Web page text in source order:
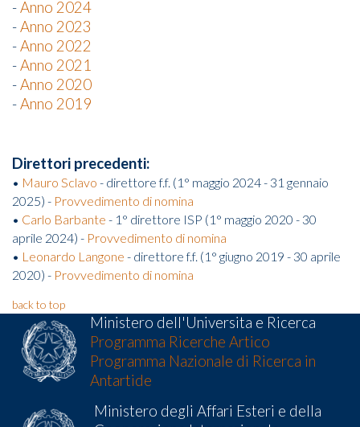
-Anno 2024
-Anno 2023
-Anno 2022
-Anno 2021
-Anno 2020
-Anno 2019
Direttori precedenti:
• Mauro Sclavo - direttore f.f. (1° maggio 2024 - 31 gennaio
2025) - Provvedimento di nomina
• Carlo Barbante - 1° direttore ISP (1° maggio 2020 - 30
aprile 2024) - Provvedimento di nomina
• Leonardo Langone - direttore f.f. (1° giugno 2019 - 30 aprile
2020) - Provvedimento di nomina
back to top
Ministero dell'Universita e Ricerca
Programma Ricerche Artico
Programma Nazionale di Ricerca in
Antartide
Ministero degli Affari Esteri e della